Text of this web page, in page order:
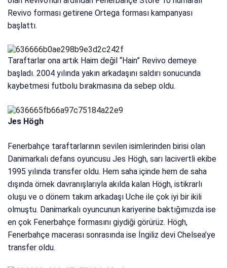
Revivo forması getirene Ortega forması kampanyası
başlattı.
Taraftarlar ona artık Haim değil “Hain” Revivo demeye
başladı. 2004 yılında yakın arkadaşını saldırı sonucunda
kaybetmesi futbolu bırakmasına da sebep oldu.
Jes Högh
Fenerbahçe taraftarlarının sevilen isimlerinden birisi olan
Danimarkalı defans oyuncusu Jes Högh, sarı lacivertli ekibe
1995 yılında transfer oldu. Hem saha içinde hem de saha
dışında örnek davranışlarıyla akılda kalan Högh, istikrarlı
oluşu ve o dönem takım arkadaşı Uche ile çok iyi bir ikili
olmuştu. Danimarkalı oyuncunun kariyerine baktığımızda ise
en çok Fenerbahçe formasını giydiği görürüz. Högh,
Fenerbahçe macerası sonrasında ise İngiliz devi Chelsea’ye
transfer oldu.